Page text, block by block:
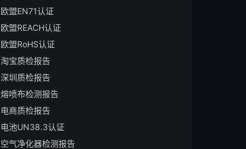
欧盟EN71认证
欧盟REACH认证
欧盟RoHS认证
淘宝质检报告
深圳质检报告
熔喷布检测报告
电商质检报告
电池UN38.3认证
空气净化器检测报告